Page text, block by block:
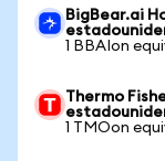
BigBear.ai
1 BBAIon
Thermo
1 TMOon